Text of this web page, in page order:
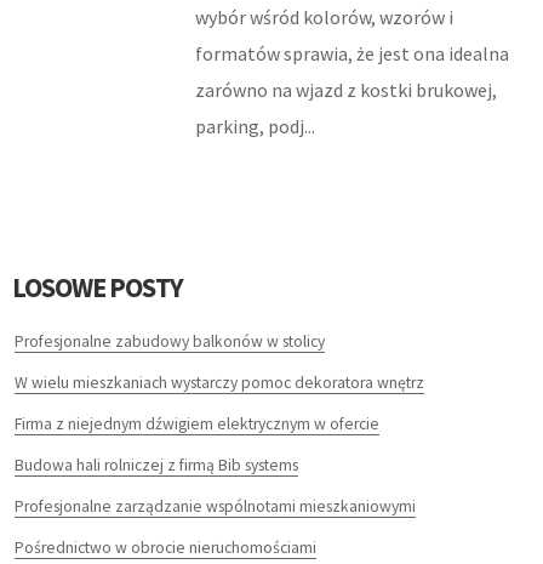
HOTELE I NOCLEGI
PODRÓŻE
DIETETYKA, ODCHUDZANIE
KOSMETYKI
LECZENIE
SPRZĘT MEDYCZNY
wybór wśród kolorów, wzorów i
formatów sprawia, że jest ona idealna
zarówno na wjazd z kostki brukowej,
parking, podj...
LOSOWE POSTY
Profesjonalne zabudowy balkonów w stolicy
W wielu mieszkaniach wystarczy pomoc dekoratora wnętrz
Firma z niejednym dźwigiem elektrycznym w ofercie
Budowa hali rolniczej z firmą Bib systems
Profesjonalne zarządzanie wspólnotami mieszkaniowymi
Pośrednictwo w obrocie nieruchomościami